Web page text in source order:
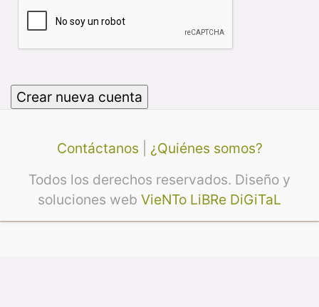
Contáctanos
¿Quiénes somos?
Todos los derechos reservados. Diseño y
soluciones web VieNTo LiBRe DiGiTaL